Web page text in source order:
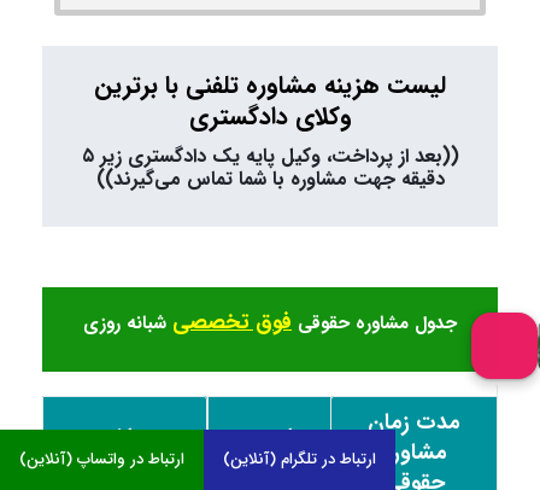
لیست هزینه مشاوره تلفنی با برترین
وکلای دادگستری
((بعد از پرداخت، وکیل پایه یک دادگستری زیر ۵
دقیقه جهت مشاوره با شما تماس می‌گیرند))
جدول مشاوره حقوقی فوق تخصصی شبانه روزی
مدت زمان
مشاوره
حقوقی
اجرت
(تومان)
پرداخت
آنلاین
ارتباط در واتساپ (آنلاین) ارتباط در تلگرام (آنلاین)